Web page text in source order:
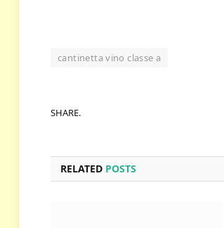
cantinetta vino classe a
SHARE.
RELATED POSTS